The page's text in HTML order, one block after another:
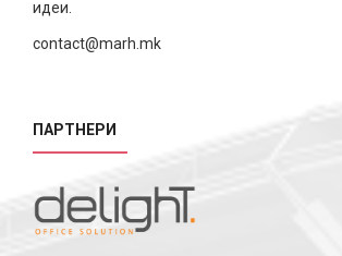
идеи.
contact@marh.mk
ПАРТНЕРИ